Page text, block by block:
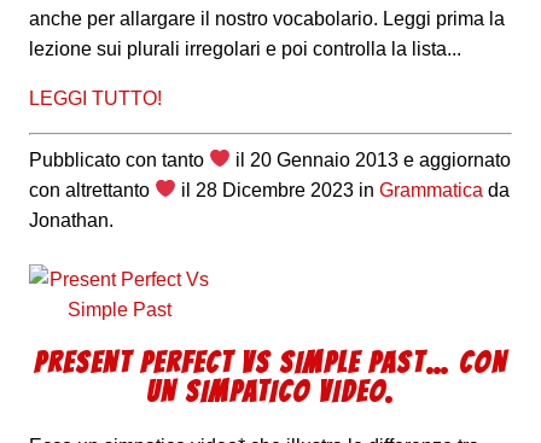
anche per allargare il nostro vocabolario. Leggi prima la
lezione sui plurali irregolari e poi controlla la lista...
LEGGI TUTTO!
Pubblicato con tanto il 20 Gennaio 2013 e aggiornato
con altrettanto
il 28 Dicembre 2023 inGrammatica da
Jonathan.
PRESENT PERFECT VS SIMPLE PAST… CON
UN SIMPATICO VIDEO.